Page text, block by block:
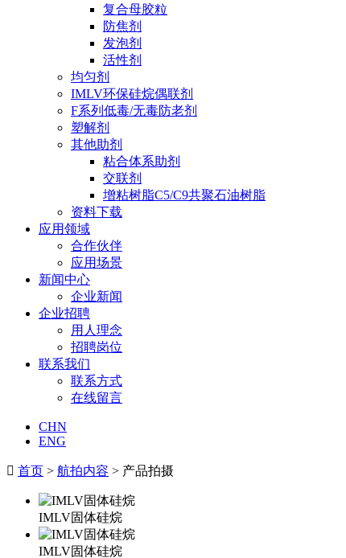
复合母胶粒
防焦剂
发泡剂
活性剂
均匀剂
IMLV环保硅烷偶联剂
F系列低毒/无毒防老剂
塑解剂
其他助剂
粘合体系助剂
交联剂
增粘树脂C5/C9共聚石油树脂
资料下载
应用领域
合作伙伴
应用场景
新闻中心
企业新闻
企业招聘
用人理念
招聘岗位
联系我们
联系方式
在线留言
CHN
ENG
 首页 > 航拍内容 > 产品拍摄
IMLV固体硅烷
IMLV固体硅烷